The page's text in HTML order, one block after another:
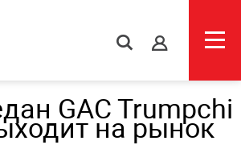
s
GAC Trumpchi
на рынок